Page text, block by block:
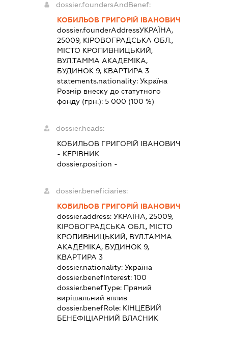
dossier.foundersAndBenef:
КОБИЛЬОВ ГРИГОРІЙ ІВАНОВИЧ
dossier.founderAddressУКРАЇНА,
25009, КІРОВОГРАДСЬКА ОБЛ.,
МІСТО КРОПИВНИЦЬКИЙ,
ВУЛ.ТАММА АКАДЕМІКА,
БУДИНОК 9, КВАРТИРА 3
statements.nationality:Україна
Розмір внеску до статутного
фонду (грн.):5 000 (100 %)
dossier.heads:
КОБИЛЬОВ ГРИГОРІЙ ІВАНОВИЧ
- КЕРІВНИК
dossier.position -
dossier.beneficiaries:
КОБИЛЬОВ ГРИГОРІЙ ІВАНОВИЧ
dossier.address:УКРАЇНА, 25009,
КІРОВОГРАДСЬКА ОБЛ., МІСТО
КРОПИВНИЦЬКИЙ, ВУЛ.ТАММА
АКАДЕМІКА, БУДИНОК 9,
КВАРТИРА 3
dossier.nationality:Україна
dossier.benefInterest:100
dossier.benefType: Прямий
вирішальний вплив
dossier.benefRole: КІНЦЕВИЙ
БЕНЕФІЦІАРНИЙ ВЛАСНИК